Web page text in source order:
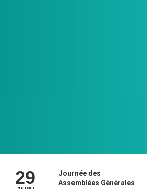
29
Journée des
Assemblées Générales